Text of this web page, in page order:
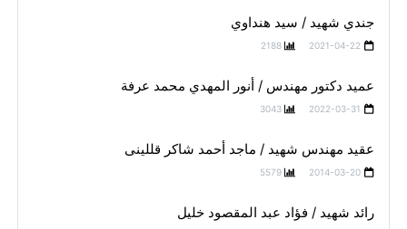
جندي شهيد / سيد هنداوي
2021-04-22
2188
عميد دكتور مهندس / أنور المهدي محمد عرفة
2022-03-31
3043
عقيد مهندس شهيد / ماجد أحمد شاكر قللينى
2014-03-20
5579
رائد شهيد / فؤاد عبد المقصود خليل